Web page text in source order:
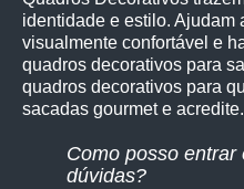
identidade e estilo. Ajudam
visualmente confortável e
quadros decorativos para
quadros decorativos para
sacadas gourmet e
Como posso
dúvidas?